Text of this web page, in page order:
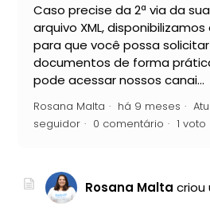
Caso precise da 2ª via da
arquivo XML,
para que você possa
documentos de forma
pode acessar nossos canai...
Rosana Malta há 9 meses
seguidor
0 comentário 1 voto
Rosana Malta